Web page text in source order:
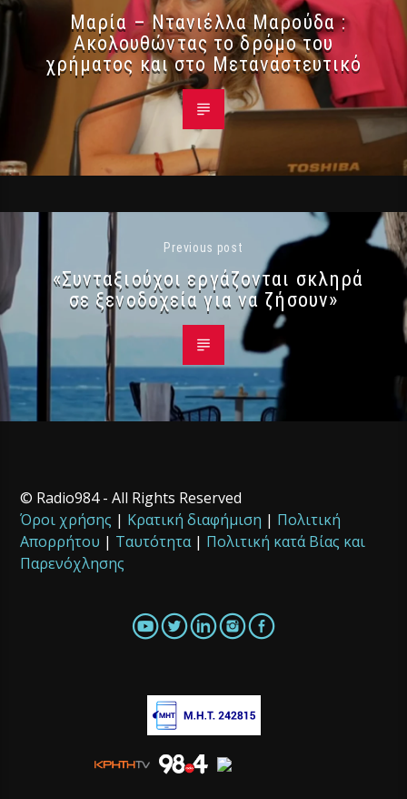
Μαρία – Ντανιέλλα Μαρούδα :
Ακολουθώντας το δρόμο του
χρήματος και στο Μεταναστευτικό
Previous post
«Συνταξιούχοι εργάζονται σκληρά
σε ξενοδοχεία για να ζήσουν»
© Radio984 - All Rights Reserved
Όροι χρήσης | Κρατική διαφήμιση | Πολιτική
Απορρήτου | Ταυτότητα| Πολιτική κατά Βίας και
Παρενόχλησης